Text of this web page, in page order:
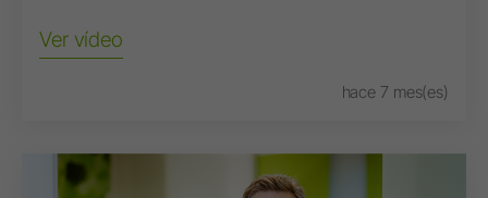
Ver vídeo
hace 7 mes(es)